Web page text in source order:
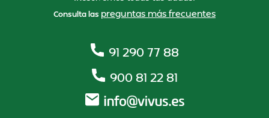
Consulta las preguntas más frecuentes
91 290 77 88
900 81 22 81